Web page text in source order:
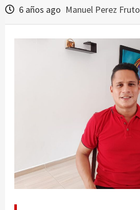
6 años ago Manuel Perez Fruto